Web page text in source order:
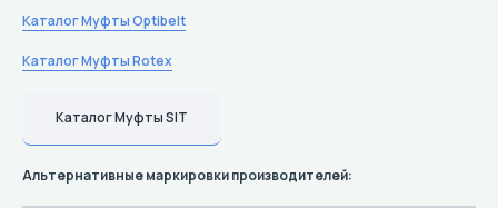
Каталог Муфты Optibelt
Каталог Муфты Rotex
Каталог Муфты SIT
Альтернативные маркировки производителей: